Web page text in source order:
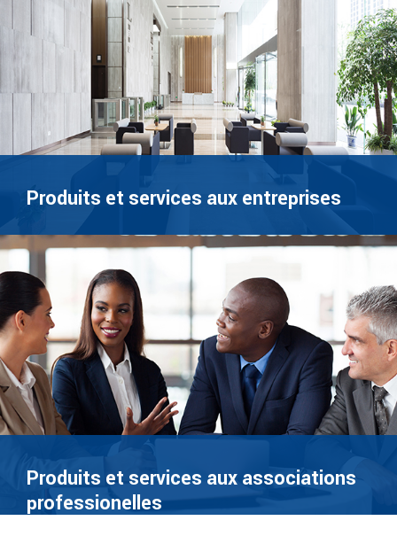
Produits et services aux entreprises
Produits et services aux associations
professionelles